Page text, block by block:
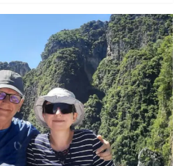
ciało znaleziono w
stronie gór. Najbliżsi nie
od 12 sierpnia.